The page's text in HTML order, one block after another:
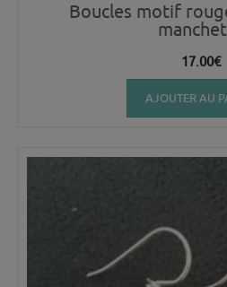
Boucles motif
17.00€
AJOUTER AU